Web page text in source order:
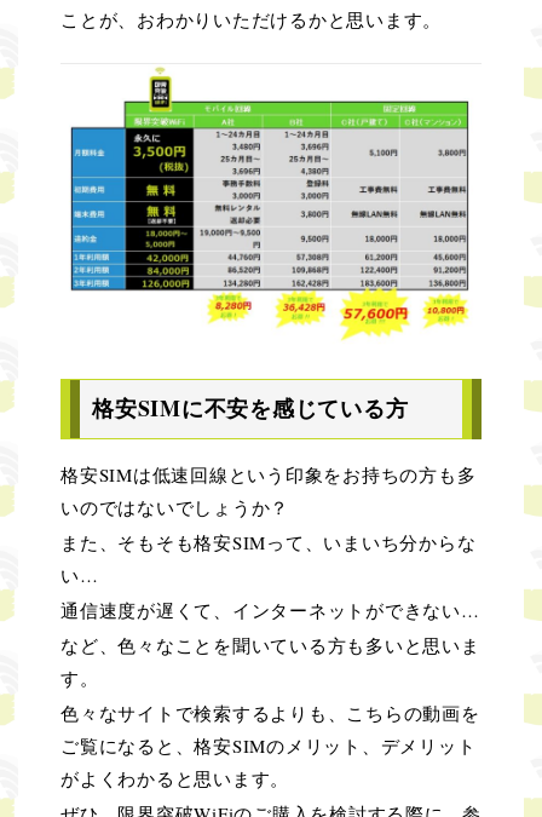
ことが、おわかりいただけるかと思います。
格安SIMに不安を感じている方
格安SIMは低速回線という印象をお持ちの方も多
いのではないでしょうか？
また、そもそも格安SIMって、いまいち分からな
い…
通信速度が遅くて、インターネットができない…
など、色々なことを聞いている方も多いと思いま
す。
色々なサイトで検索するよりも、こちらの動画を
ご覧になると、格安SIMのメリット、デメリット
がよくわかると思います。